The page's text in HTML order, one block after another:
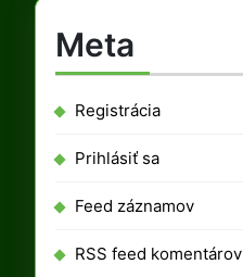
Meta
Registrácia
Prihlásiť sa
Feed záznamov
RSS feed komentárov